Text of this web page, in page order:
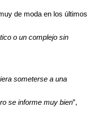
de moda en los últimos
o un complejo sin
someterse a una
se informe muy bien”,